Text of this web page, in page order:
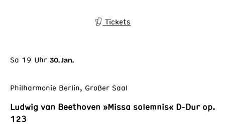
Tickets
Sa 19 Uhr 30. Jan.
Philharmonie Berlin, Großer Saal
Ludwig van Beethoven »Missa solemnis« D-Dur op.
123